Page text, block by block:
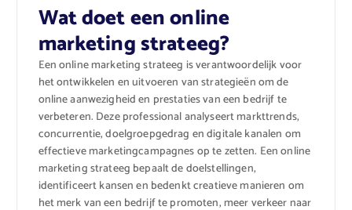
Wat doet een online
marketing strateeg?
Een online marketing strateeg is verantwoordelijk voor
het ontwikkelen en uitvoeren van strategieën om de
online aanwezigheid en prestaties van een bedrijf te
verbeteren. Deze professional analyseert markttrends,
concurrentie, doelgroepgedrag en digitale kanalen om
effectieve marketingcampagnes op te zetten. Een online
marketing strateeg bepaalt de doelstellingen,
identificeert kansen en bedenkt creatieve manieren om
het merk van een bedrijf te promoten, meer verkeer naar